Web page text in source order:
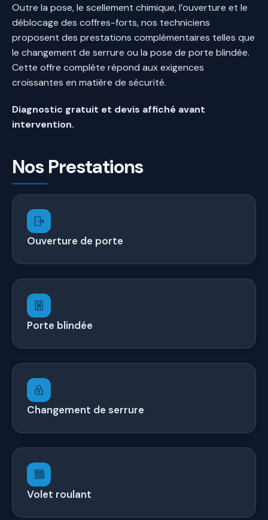
Outre la pose, le scellement chimique, l’ouverture et le
déblocage des coffres-forts, nos techniciens
proposent des prestations complémentaires telles que
le changement de serrure ou la pose de porte blindée.
Cette offre complète répond aux exigences
croissantes en matière de sécurité.
Diagnostic gratuit et devis affiché avant
intervention.
Nos Prestations
Ouverture de porte
Porte blindée
Changement de serrure
Volet roulant